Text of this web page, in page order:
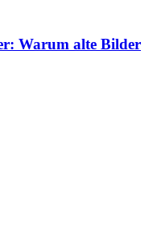
Warum alte Bilder